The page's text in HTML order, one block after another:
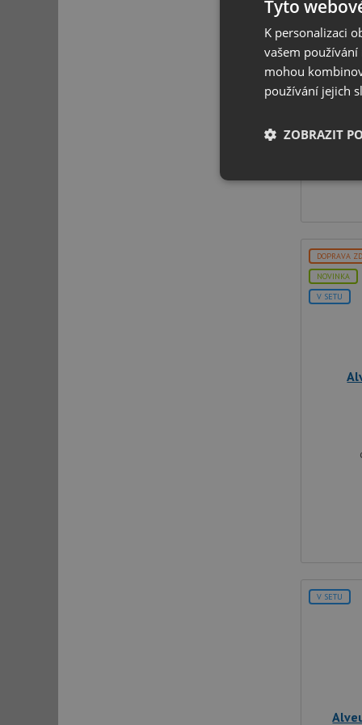
DOPRAVA
NOVINKA
V SETU
V SETU
Tyto
K personalizaci
vašem
mohou
používání jejich
ZOBRAZIT
Nezbytně
Nezbytně nutné